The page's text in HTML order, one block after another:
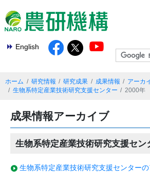
English
ホーム 研究情報 研究成果 成果情報
アーカ
生物系特定産業技術研究支援センター
2000年
成果情報アーカイブ
生物系特定産業技術研究支援セン
生物系特定産業技術研究支援センター